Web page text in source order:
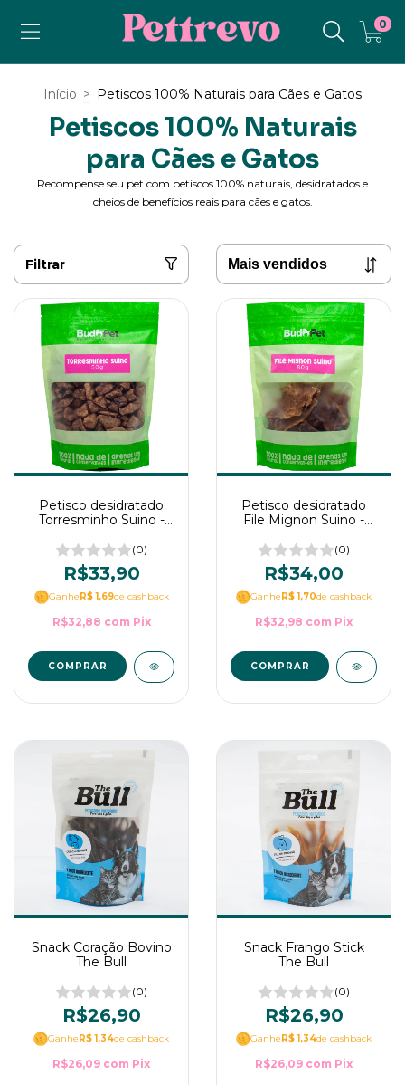
0
Início > Petiscos 100% Naturais para Cães e Gatos
Petiscos 100% Naturais
para Cães e Gatos
Recompense seu pet com petiscos 100% naturais, desidratados e
cheios de benefícios reais para cães e gatos.
Filtrar
Petisco desidratado
Torresminho Suino -
(0)
R$33,90
GanheR$ 1,69de cashback
R$32,88 com Pix
Petisco desidratado
File Mignon Suino -
(0)
R$34,00
GanheR$ 1,70de cashback
R$32,98 com Pix
Snack Coração Bovino
The Bull
(0)
R$26,90
GanheR$ 1,34de cashback
R$26,09 com Pix
Snack Frango Stick
The Bull
(0)
R$26,90
GanheR$ 1,34de cashback
R$26,09 com Pix